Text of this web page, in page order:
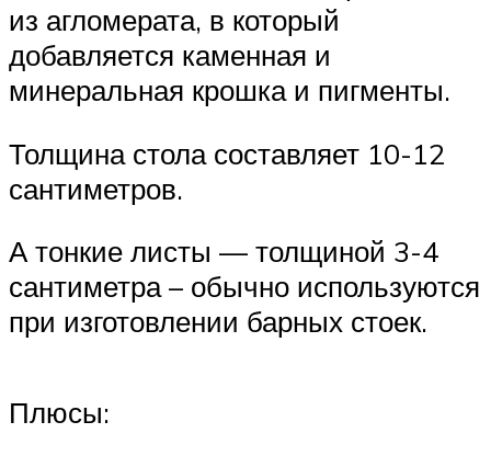
из агломерата, в который
добавляется каменная и
минеральная крошка и пигменты.
Толщина стола составляет 10-12
сантиметров.
А тонкие листы — толщиной 3-4
сантиметра – обычно используются
при изготовлении барных стоек.
Плюсы: